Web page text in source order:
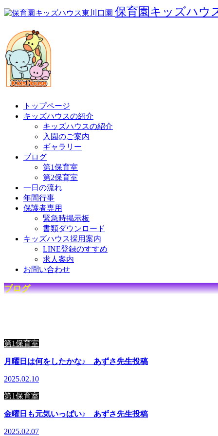
保育園キッズハウ
トップページ
キッズハウスの紹介
キッズハウスの紹介
入園のご案内
ギャラリー
ブログ
第1保育室
第2保育室
一日の流れ
年間行事
保護者専用
緊急時掲示板
書類ダウンロード
キッズハウス採用案内
LINE登録のすすめ
求人案内
お問い合わせ
ブログ
第1保育室
月曜日は何をしたかな♪ あずさ先生投稿
2025.02.10
第1保育室
金曜日も元気いっぱい♪ あずさ先生投稿
2025.02.07